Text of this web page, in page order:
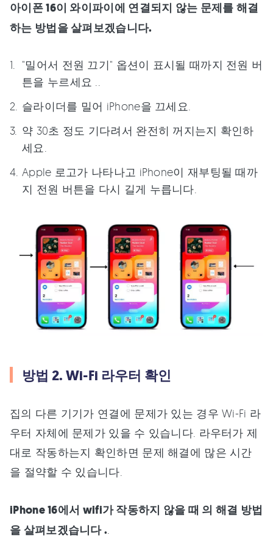
아이폰 16이 와이파이에 연결되지 않는 문제를 해결
하는 방법을 살펴보겠습니다.
"밀어서 전원 끄기" 옵션이 표시될 때까지 전원 버
튼을 누르세요 ..
슬라이더를 밀어 iPhone을 끄세요.
약 30초 정도 기다려서 완전히 꺼지는지 확인하
세요.
Apple 로고가 나타나고 iPhone이 재부팅될 때까
지 전원 버튼을 다시 길게 누릅니다.
방법 2. Wi-Fi 라우터 확인
집의 다른 기기가 연결에 문제가 있는 경우 Wi-Fi 라
우터 자체에 문제가 있을 수 있습니다. 라우터가 제
대로 작동하는지 확인하면 문제 해결에 많은 시간
을 절약할 수 있습니다.
iPhone 16에서 wifi가 작동하지 않을 때 의 해결 방법
을 살펴보겠습니다 .